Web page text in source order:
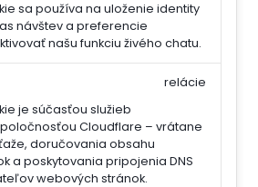
sa používa na uloženie identity
návštev a preferencie
našu funkciu živého chatu.
je súčasťou služieb
Cloudflare – vrátane
doručovania obsahu
a poskytovania pripojenia DNS
webových stránok.
relácie